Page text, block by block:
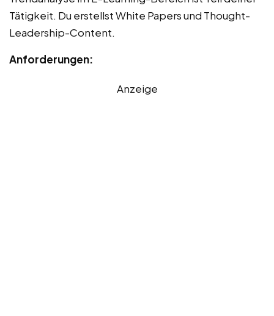
Tätigkeit. Du erstellst White Papers und Thought-
Leadership-Content.
Anforderungen:
Anzeige